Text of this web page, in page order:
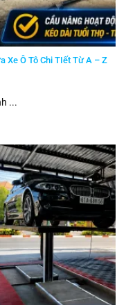
Xe Ô Tô Chi TIết Từ A – Z
...